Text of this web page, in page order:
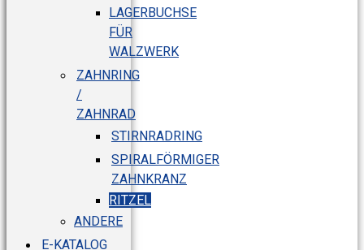
LAGERBUCHSE
FÜR
WALZWERK
ZAHNRING
/
ZAHNRAD
STIRNRADRING
SPIRALFÖRMIGER
ZAHNKRANZ
RITZEL
ANDERE
E-KATALOG